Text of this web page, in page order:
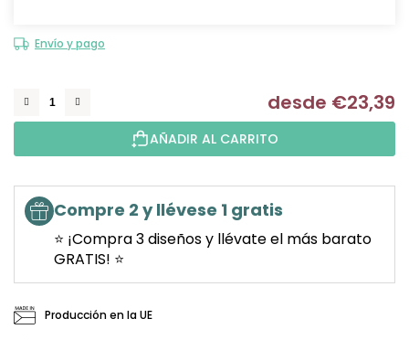
Envío y pago
desde €23,39
AÑADIR AL CARRITO
Compre 2 y llévese 1 gratis
⭐ ¡Compra 3 diseños y llévate el más barato
GRATIS! ⭐
Producción en la UE